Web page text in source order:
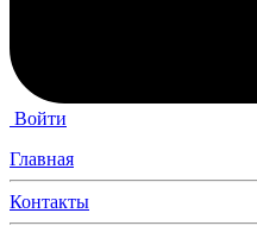
Войти
Главная
Контакты